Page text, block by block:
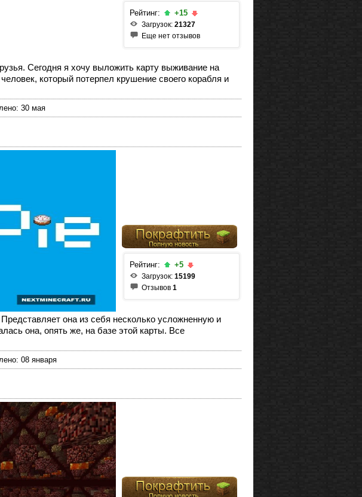
Рейтинг: +15
Загрузок: 21327
Еще нет отзывов
Сегодня я хочу выложить карту выживание на
который потерпел крушение своего корабля и
30 мая
Рейтинг: +5
Загрузок: 15199
Отзывов 1
она из себя несколько усложненную и
она, опять же, на базе этой карты. Все
08 января